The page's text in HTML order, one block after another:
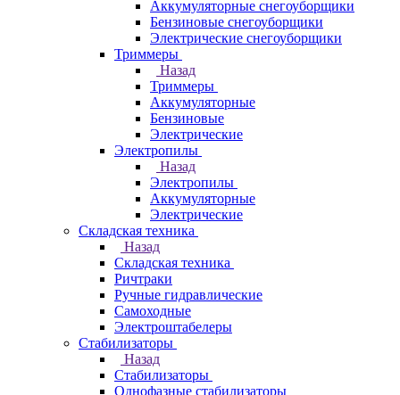
Аккумуляторные снегоуборщики
Бензиновые снегоуборщики
Электрические снегоуборщики
Триммеры
Назад
Триммеры
Аккумуляторные
Бензиновые
Электрические
Электропилы
Назад
Электропилы
Аккумуляторные
Электрические
Складская техника
Назад
Складская техника
Ричтраки
Ручные гидравлические
Самоходные
Электроштабелеры
Стабилизаторы
Назад
Стабилизаторы
Однофазные стабилизаторы